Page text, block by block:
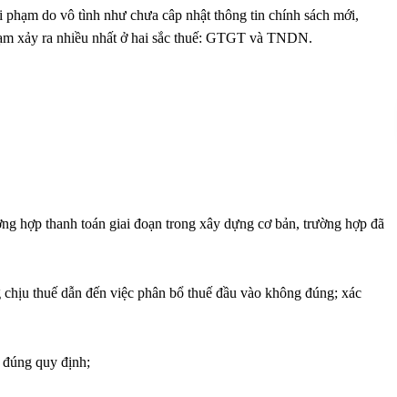
do vô tình như chưa câp nhật thông tin chính sách mới,
xảy ra nhiều nhất ở hai sắc thuế: GTGT và TNDN.
hợp thanh toán giai đoạn trong xây dựng cơ bản, trường hợp đã
thuế dẫn đến việc phân bổ thuế đầu vào không đúng; xác
quy định;